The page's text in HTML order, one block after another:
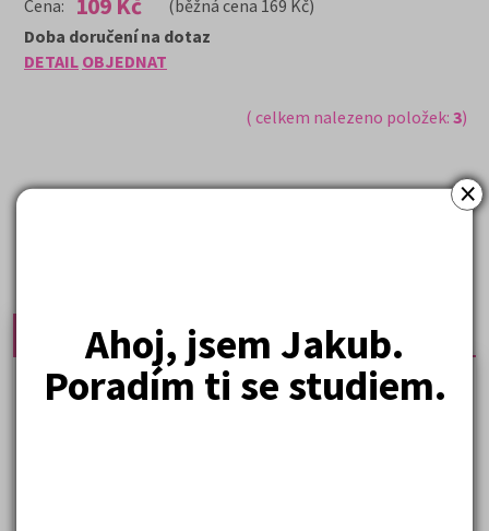
×
Ahoj, jsem Jakub.
Poradím ti se studiem.
Cena: 109 Kč (běžná cena 169 Kč)
DETAIL OBJEDNAT
Doba doručení na dotaz
( celkem nalezeno položek: 3)
Nejprodávanější učebnice
Učebnice a testy právnické fakulty